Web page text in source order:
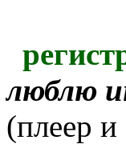
люблю
(плеер